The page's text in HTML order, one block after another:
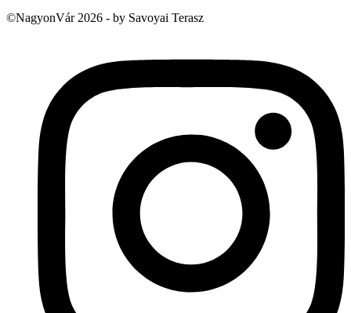
©NagyonVár 2026 - by Savoyai Terasz